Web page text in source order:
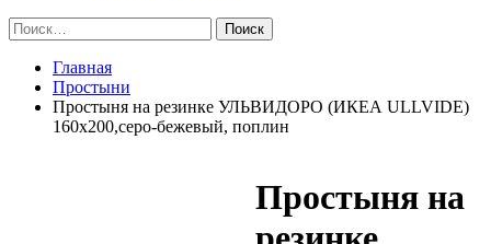
Найти:
Главная
Простыни
Простыня на резинке УЛЬВИДОРО (ИКЕА ULLVIDE)
160х200,серо-бежевый, поплин
Простыня на